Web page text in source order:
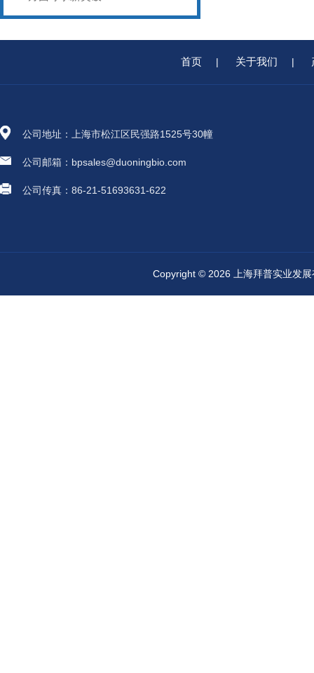
首页 | 关于我们 |
公司地址：上海市松江区民强路1525号30幢
公司邮箱：bpsales@duoningbio.com
公司传真：86-21-51693631-622
Copyright © 2026 上海拜普实业发